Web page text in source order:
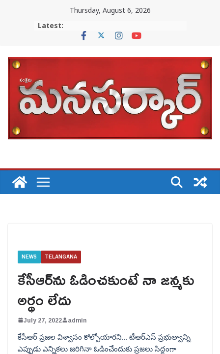
Thursday, August 6, 2026
Latest:
NEWS TELANGANA
కేసీఆర్‌ను ఓడించకుంటే నా జన్మకు
అర్థం లేదు
July 27, 2022 admin
కేసీఆర్ ప్రజల విశ్వాసం కోల్పోయారని… టీఆర్ఎస్ ప్రభుత్వాన్ని
ఎప్పుడు ఎన్నికలు జరిగినా ఓడించేందుకు ప్రజలు సిద్ధంగా